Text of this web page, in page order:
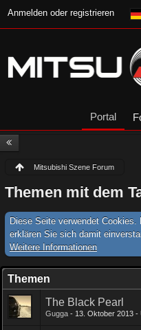
Anmelden oder registrieren
Portal
Mitsubishi Szene Forum
Themen mit dem
Diese Seite verwendet
erklären Sie sich damit
Weitere Informationen
Themen
The Black Pearl
Gugga - 13. Oktober 2013 -